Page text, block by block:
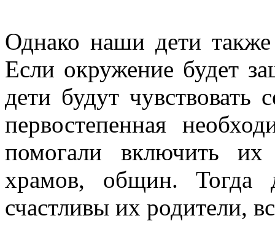
Однако наши дети также
Если окружение будет
дети будут чувствовать
первостепенная
помогали включить
храмов, общин. Тогда
счастливы их родители,